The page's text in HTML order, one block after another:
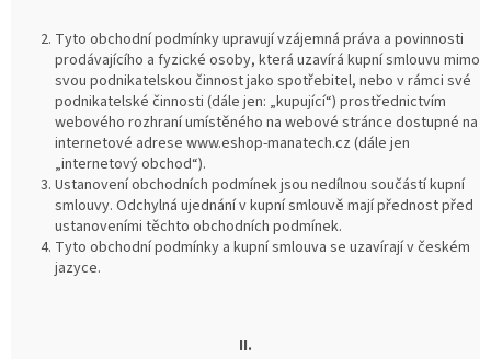
Tyto obchodní podmínky upravují vzájemná práva a povinnosti
prodávajícího a fyzické osoby, která uzavírá kupní smlouvu mimo
svou podnikatelskou činnost jako spotřebitel, nebo v rámci své
podnikatelské činnosti (dále jen: „kupující“) prostřednictvím
webového rozhraní umístěného na webové stránce dostupné na
internetové adrese www.eshop-manatech.cz (dále jen
„internetový obchod“).
Ustanovení obchodních podmínek jsou nedílnou součástí kupní
smlouvy. Odchylná ujednání v kupní smlouvě mají přednost před
ustanoveními těchto obchodních podmínek.
Tyto obchodní podmínky a kupní smlouva se uzavírajív českém
jazyce.
II.